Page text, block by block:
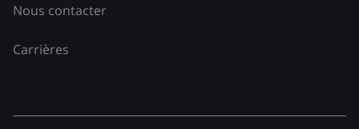
Nous contacter
Carrières